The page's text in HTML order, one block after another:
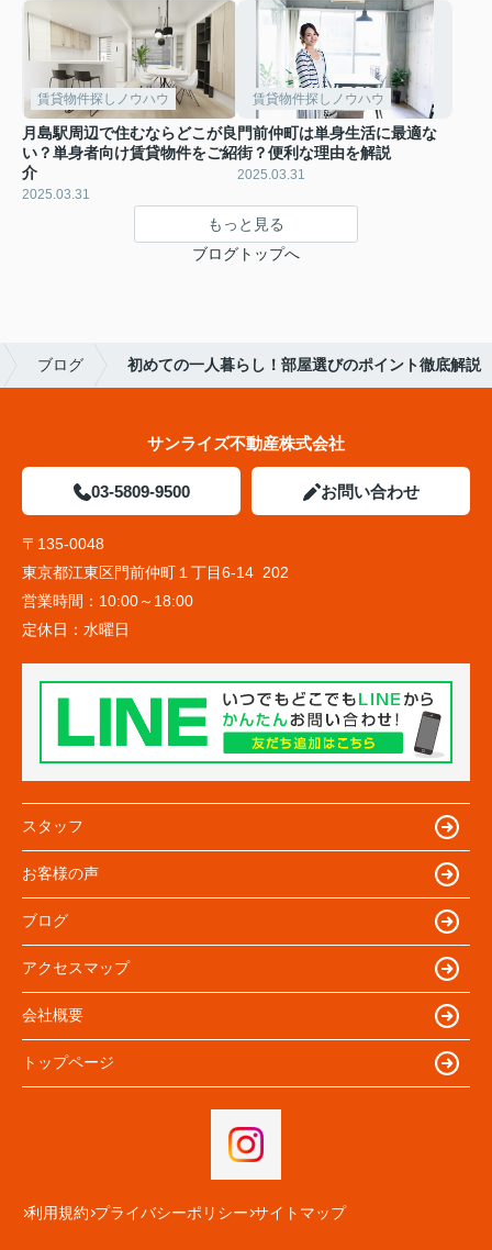
賃貸物件探しノウハウ
月島駅周辺で住むならどこが良
い？単身者向け賃貸物件をご紹
介
2025.03.31
賃貸物件探しノウハウ
門前仲町は単身生活に最適な
街？便利な理由を解説
2025.03.31
もっと見る
ブログトップへ
ブログ 初めての一人暮らし！部屋選びのポイント徹底解説
サンライズ不動産株式会社
03-5809-9500 お問い合わせ
〒135-0048
東京都江東区門前仲町１丁目6-14 202
営業時間： 10:00～18:00
定休日： 水曜日
スタッフ
お客様の声
ブログ
アクセスマップ
会社概要
トップページ
利用規約 プライバシーポリシー サイトマップ